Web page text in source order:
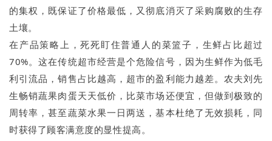
的集权，既保证了价格最低，又彻底消灭了采购腐败的生存
土壤。
在产品策略上，死死盯住普通人的菜篮子，生鲜占比超过
70%。这在传统超市经营是个危险信号，因为生鲜作为低毛
利引流品，销售占比越高，超市的盈利能力越差。农夫刘先
生畅销蔬果肉蛋天天低价，比菜市场还便宜，但做到极致的
周转率，甚至蔬菜水果一日两送，基本杜绝了无效损耗，同
时获得了顾客满意度的显性提高。